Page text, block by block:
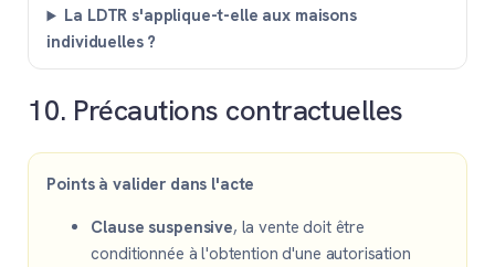
La LDTR s'applique-t-elle aux maisons
individuelles ?
10. Précautions contractuelles
Points à valider dans l'acte
Clause suspensive, la vente doit être
conditionnée à l'obtention d'une autorisation